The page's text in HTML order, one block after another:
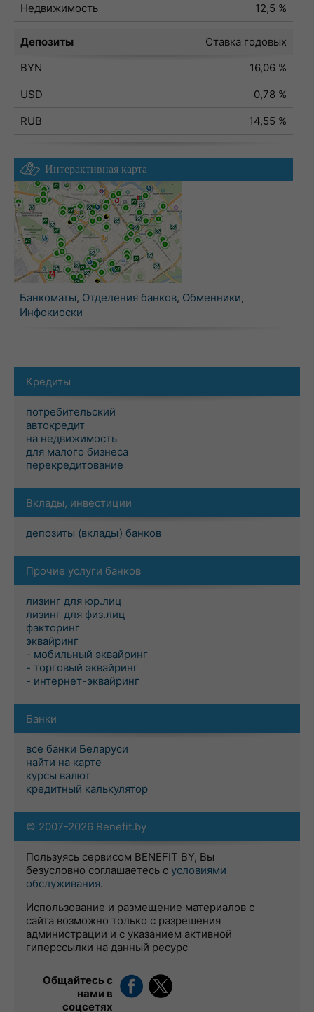
Недвижимость
12,5 %
Депозиты
Ставка годовых
BYN
16,06 %
USD
0,78 %
RUB
14,55 %
Интерактивная карта
Банкоматы, Отделения банков, Обменники,
Инфокиоски
Кредиты
потребительский
автокредит
на недвижимость
для малого бизнеса
перекредитование
Вклады, инвестиции
депозиты (вклады) банков
Прочие услуги банков
лизинг для юр.лиц
лизинг для физ.лиц
факторинг
эквайринг
- мобильный эквайринг
- торговый эквайринг
- интернет-эквайринг
Банки
все банки Беларуси
найти на карте
курсы валют
кредитный калькулятор
© 2007-2026 Benefit.by
Пользуясь сервисом BENEFIT BY, Вы
безусловно соглашаетесь с условиями
обслуживания.
Использование и размещение материалов с
сайта возможно только с разрешения
администрации и с указанием активной
гиперссылки на данный ресурс
Общайтесь с
нами в
соцсетях